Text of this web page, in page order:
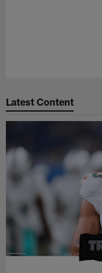
Latest Content